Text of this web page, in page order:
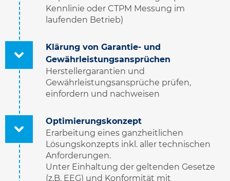
Kennlinie oder CTPM Messung im
laufenden Betrieb)
Klärung von Garantie- und
Gewährleistungsansprüchen
Herstellergarantien und
Gewährleistungsansprüche prüfen,
einfordern und nachweisen
Optimierungskonzept
Erarbeitung eines ganzheitlichen
Lösungskonzepts inkl. aller technischen
Anforderungen.
Unter Einhaltung der geltenden Gesetze
(z.B. EEG) und Konformität mit